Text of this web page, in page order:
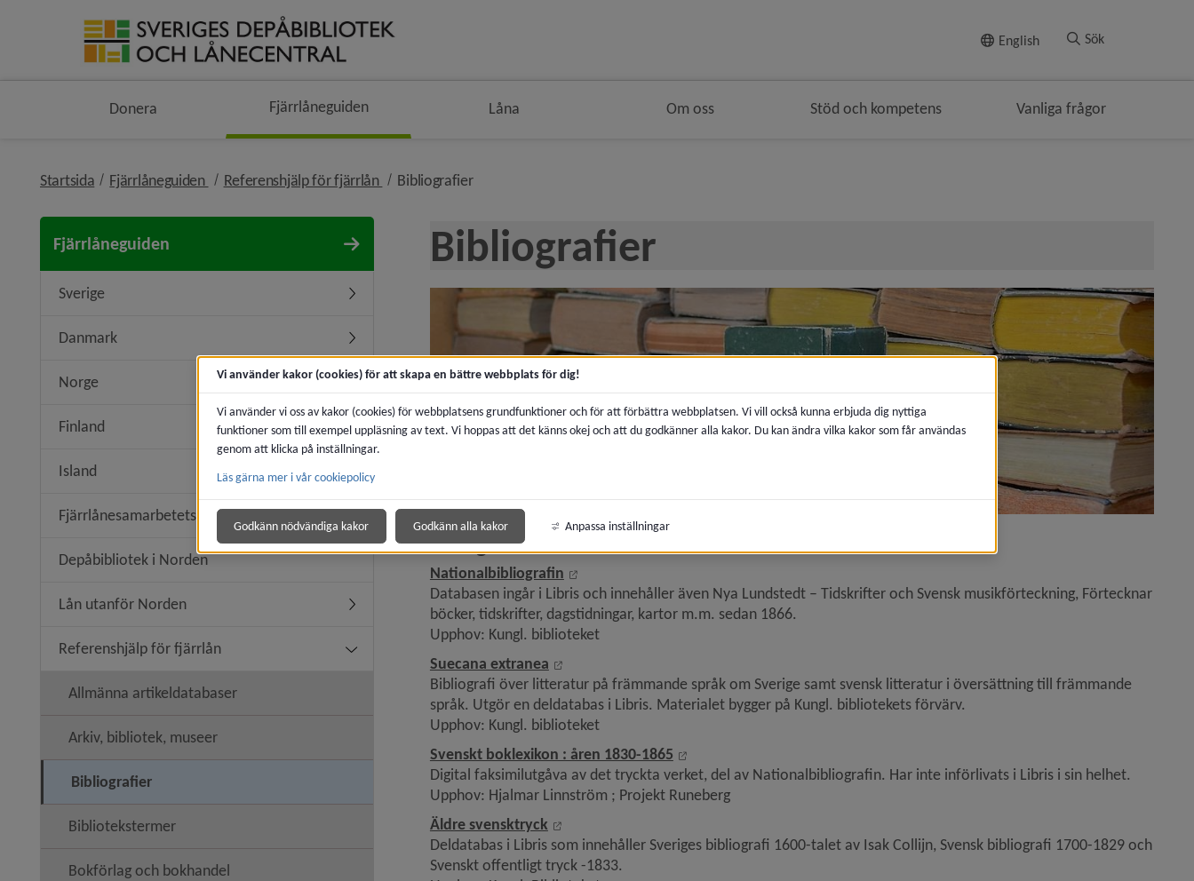
English Sök
Donera Fjärrlåneguiden Låna Om oss Stöd och kompetens Vanliga frågor
Startsida Fjärrlåneguiden nivå i brödsmulenavigeringen
Referenshjälp för fjärrlån nivå i brödsmulenavigeringen
Bibliografiernivå i brödsmulenavigeringen
Fjärrlåneguiden
Sverige Undermeny för Sverige
Danmark Undermeny för Danmark
Norge
Finland Undermeny för Finland
Island Undermeny för Island
Fjärrlånesamarbetets historik
Depåbibliotek i Norden
Lån utanför Norden Undermeny för Lån utanför Norden
Referenshjälp för fjärrlån Undermeny för Referenshjälp för fjärrlån
Allmänna artikeldatabaser
Arkiv, bibliotek, museer
Bibliografier
Bibliotekstermer
Bokförlag och bokhandel
Bibliografier
Sverige
Nationalbibliografin
Länk till annan webbplats, öppnas i nytt fönster.
Databasen ingår i Libris och innehåller även Nya Lundstedt – Tidskrifter och Svensk musikförteckning, Förtecknar
böcker, tidskrifter, dagstidningar, kartor m.m. sedan 1866.
Upphov: Kungl. biblioteket
Suecana extranea
Länk till annan webbplats, öppnas i nytt fönster.
Bibliografi över litteratur på främmande språk om Sverige samt svensk litteratur i översättning till främmande
språk. Utgör en deldatabas i Libris. Materialet bygger på Kungl. bibliotekets förvärv.
Upphov: Kungl. biblioteket
Svenskt boklexikon : åren 1830-1865
Länk till annan webbplats, öppnas i nytt fönster.
Digital faksimilutgåva av det tryckta verket, del av Nationalbibliografin. Har inte införlivats i Libris i sin helhet.
Upphov: Hjalmar Linnström ; Projekt Runeberg
Äldre svensktryck
Länk till annan webbplats, öppnas i nytt fönster.
Deldatabas i Libris som innehåller Sveriges bibliografi 1600-talet av Isak Collijn, Svensk bibliografi 1700-1829 och
Svenskt offentligt tryck -1833.
Vi använder kakor (cookies) för att skapa en bättre webbplats för dig!
Vi använder vi oss av kakor (cookies) för webbplatsens grundfunktioner och för att förbättra webbplatsen. Vi vill också kunna erbjuda dig nyttiga
funktioner som till exempel uppläsning av text. Vi hoppas att det känns okej och att du godkänner alla kakor. Du kan ändra vilka kakor som får användas
genom att klicka på inställningar.
Läs gärna mer i vår cookiepolicy
Godkänn nödvändiga kakor Godkänn alla kakor Anpassa inställningar